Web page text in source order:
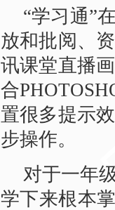
“学习通”
放和批阅、
讯课堂直播
合
置很多提示
步操作。
对于一年
学下来根本